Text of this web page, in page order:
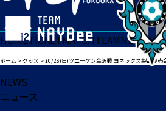
HOMETICKETMATCHTEAMNEWS
ホーム >グッズ >10/28(日)ツエーゲン金沢戦 ヨネックス製品即売
NEWS
ニュース